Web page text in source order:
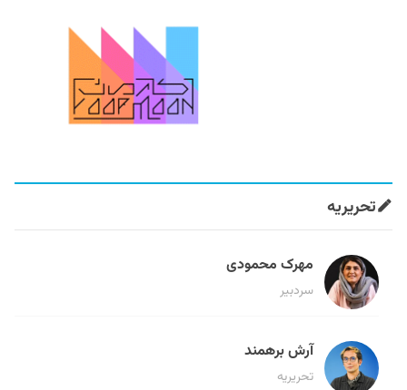
تحریریه
مهرک محمودی
سردبیر
آرش برهمند
تحریریه